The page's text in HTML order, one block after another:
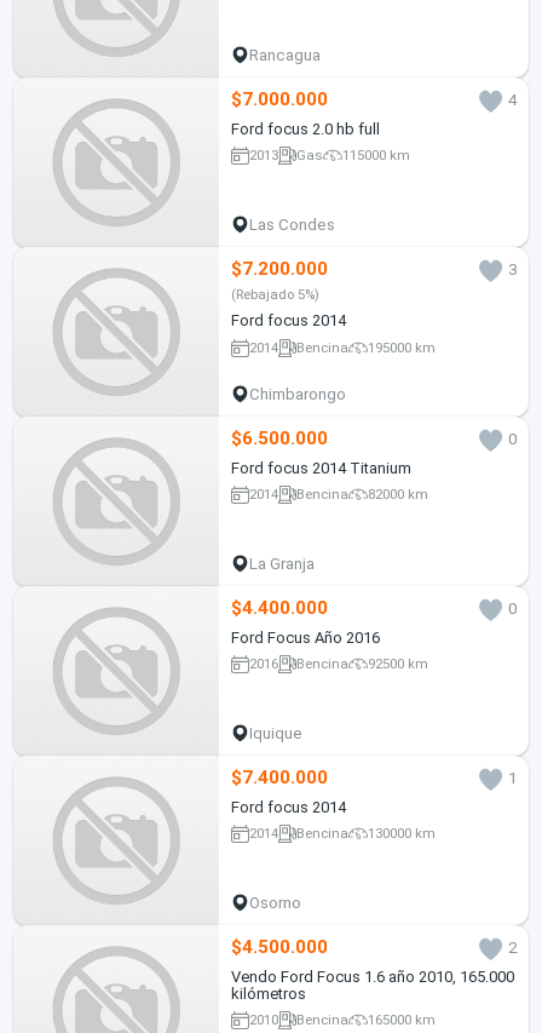
Rancagua
$7.000.000
4
Ford focus 2.0 hb full
2013 Gas 115000 km
Las Condes
$7.200.000 3
(Rebajado 5%)
Ford focus 2014
2014 Bencina 195000 km
Chimbarongo
$6.500.000
0
Ford focus 2014 Titanium
2014 Bencina 82000 km
La Granja
$4.400.000
0
Ford Focus Año 2016
2016 Bencina 92500 km
Iquique
$7.400.000
1
Ford focus 2014
2014 Bencina 130000 km
Osorno
$4.500.000
2
Vendo Ford Focus 1.6 año 2010, 165.000
kilómetros
2010 Bencina 165000 km